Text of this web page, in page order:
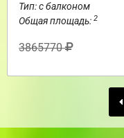
Тип: с балконом
Общая площадь: 2
3865770